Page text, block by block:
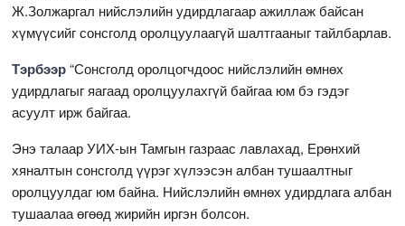
Ж.Золжаргал нийслэлийн удирдлагаар ажиллаж байсан
хүмүүсийг сонсголд оролцуулаагүй шалтгааныг тайлбарлав.
Тэрбээр“Сонсголд оролцогчдоос нийслэлийн өмнөх
удирдлагыг яагаад оролцуулахгүй байгаа юм бэ гэдэг
асуулт ирж байгаа.
Энэ талаар УИХ-ын Тамгын газраас лавлахад, Ерөнхий
хяналтын сонсголд үүрэг хүлээсэн албан тушаалтныг
оролцуулдаг юм байна. Нийслэлийн өмнөх удирдлага албан
тушаалаа өгөөд жирийн иргэн болсон.